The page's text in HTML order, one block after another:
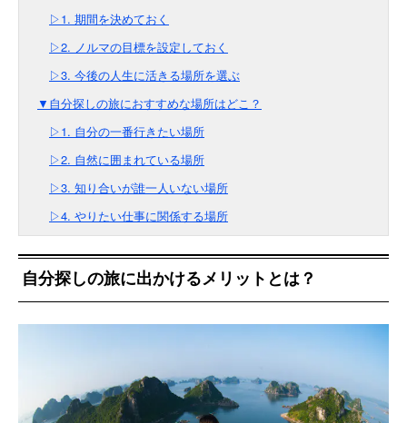
▷1. 期間を決めておく
▷2. ノルマの目標を設定しておく
▷3. 今後の人生に活きる場所を選ぶ
▼自分探しの旅におすすめな場所はどこ？
▷1. 自分の一番行きたい場所
▷2. 自然に囲まれている場所
▷3. 知り合いが誰一人いない場所
▷4. やりたい仕事に関係する場所
自分探しの旅に出かけるメリットとは？